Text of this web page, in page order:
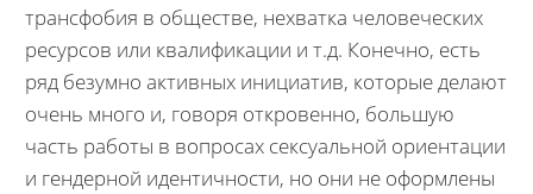
трансфобия в обществе, нехватка человеческих
ресурсов или квалификации и т.д. Конечно, есть
ряд безумно активных инициатив, которые делают
очень много и, говоря откровенно, большую
часть работы в вопросах сексуальной ориентации
и гендерной идентичности, но они не оформлены